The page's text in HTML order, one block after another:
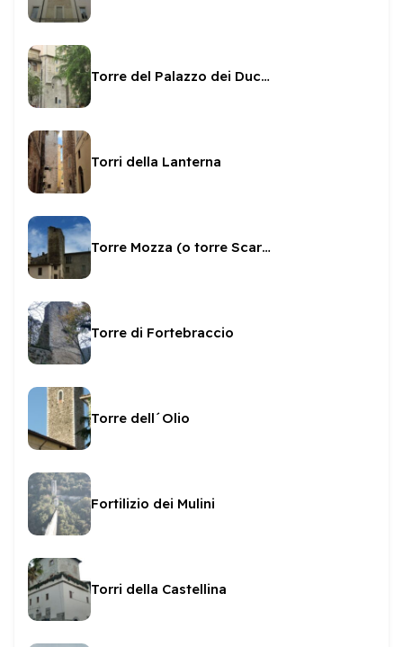
Torre del Palazzo dei Duchi
Torri della Lanterna
Torre Mozza (o torre Scaramucci)
Torre di Fortebraccio
Torre dell´Olio
Fortilizio dei Mulini
Torri della Castellina